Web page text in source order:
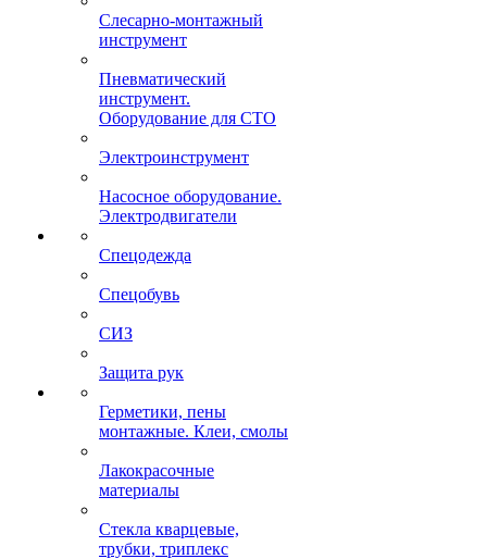
Слесарно-монтажный
инструмент
Пневматический
инструмент.
Оборудование для СТО
Электроинструмент
Насосное оборудование.
Электродвигатели
Спецодежда
Спецобувь
СИЗ
Защита рук
Герметики, пены
монтажные. Клеи, смолы
Лакокрасочные
материалы
Стекла кварцевые,
трубки, триплекс